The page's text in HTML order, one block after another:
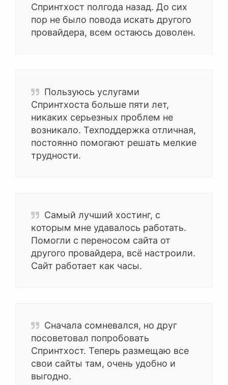
Спринтхост полгода назад. До сих
пор не было повода искать другого
провайдера, всем остаюсь доволен.
Пользуюсь услугами
Спринтхоста больше пяти лет,
никаких серьезных проблем не
возникало. Техподдержка отличная,
постоянно помогают решать мелкие
трудности.
Самый лучший хостинг, с
которым мне удавалось работать.
Помогли с переносом сайта от
другого провайдера, всё настроили.
Сайт работает как часы.
Сначала сомневался, но друг
посоветовал попробовать
Спринтхост. Теперь размещаю все
свои сайты там, очень удобно и
выгодно.